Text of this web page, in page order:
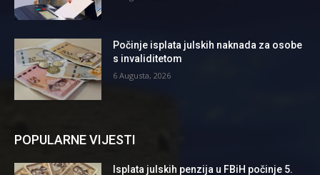
Počinje isplata julskih naknada za osobe
s invaliditetom
6 Augusta, 2026
POPULARNE VIJESTI
Isplata julskih penzija u FBiH počinje 5.